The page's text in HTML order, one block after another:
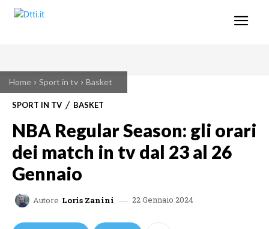
Home Sport in tv Basket
SPORT IN TV BASKET
NBA Regular Season: gli orari
dei match in tv dal 23 al 26
Gennaio
Autore Loris Zanini 22 Gennaio 2024